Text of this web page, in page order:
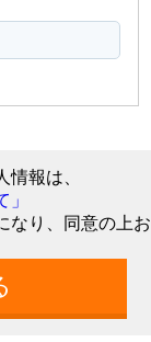
報は、
なり、同意の上お